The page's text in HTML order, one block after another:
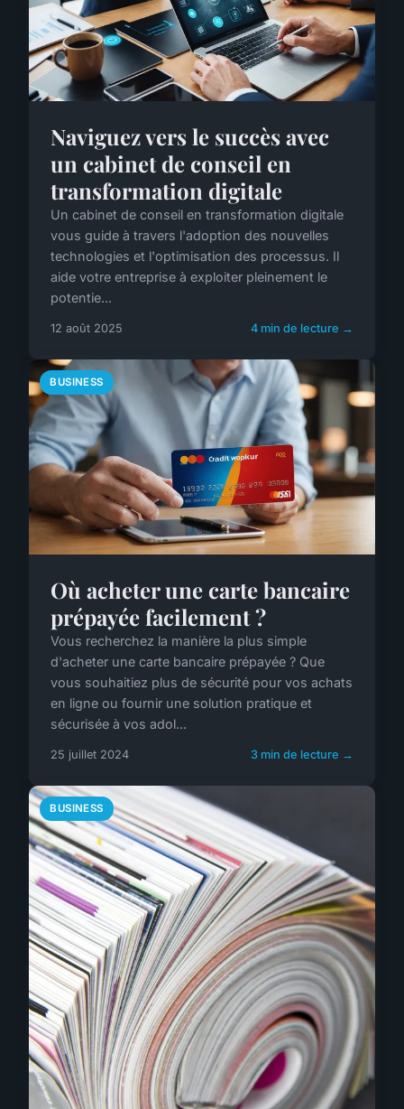
Naviguez vers le succès avec
un cabinet de conseil en
transformation digitale
Un cabinet de conseil en transformation digitale
vous guide à travers l'adoption des nouvelles
technologies et l'optimisation des processus. Il
aide votre entreprise à exploiter pleinement le
potentie...
12 août 2025 4 min de lecture →
BUSINESS
Où acheter une carte bancaire
prépayée facilement ?
Vous recherchez la manière la plus simple
d'acheter une carte bancaire prépayée ? Que
vous souhaitiez plus de sécurité pour vos achats
en ligne ou fournir une solution pratique et
sécurisée à vos adol...
25 juillet 2024 3 min de lecture →
BUSINESS